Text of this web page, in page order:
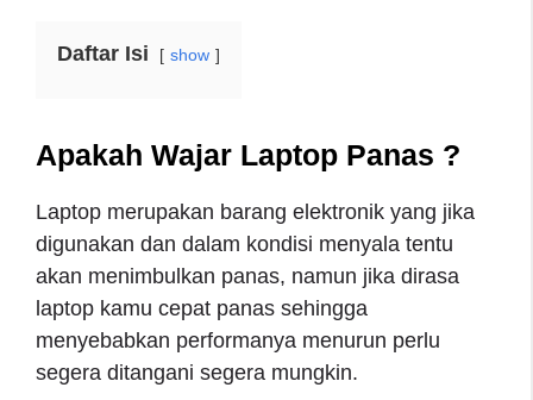
Daftar Isi show
Apakah Wajar Laptop Panas ?
Laptop merupakan barang elektronik yang jika
digunakan dan dalam kondisi menyala tentu
akan menimbulkan panas, namun jika dirasa
laptop kamu cepat panas sehingga
menyebabkan performanya menurun perlu
segera ditangani segera mungkin.